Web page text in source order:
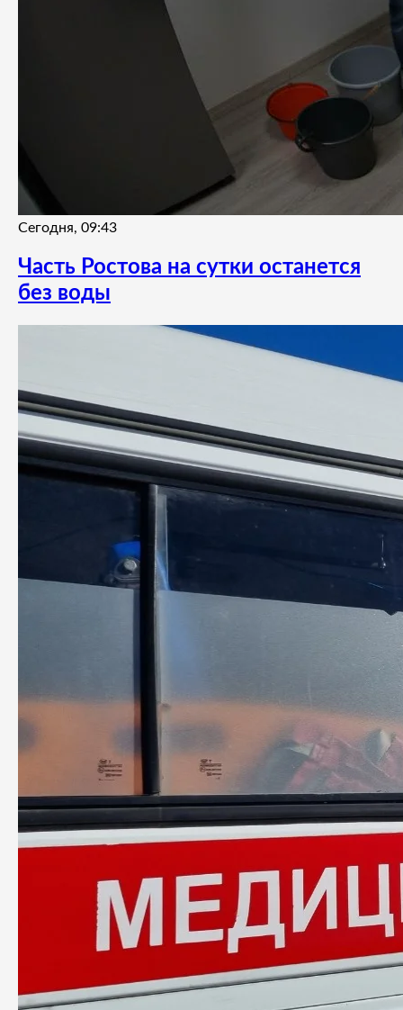
Сегодня, 09:43
Часть Ростова на сутки останется
без воды